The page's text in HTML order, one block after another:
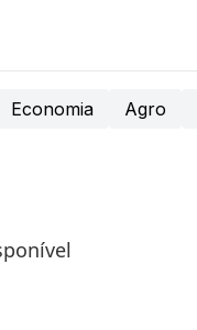
Economia Agro